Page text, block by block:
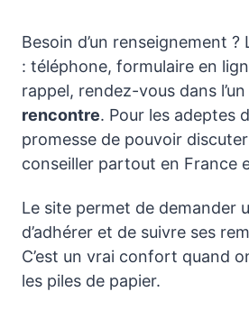
Besoin d’un renseignement
: téléphone, formulaire en
rappel, rendez-vous dans
rencontre. Pour les adeptes
promesse de pouvoir
conseiller partout en France
Le site permet de demander
d’adhérer et de suivre ses
C’est un vrai confort quand
les piles de papier.